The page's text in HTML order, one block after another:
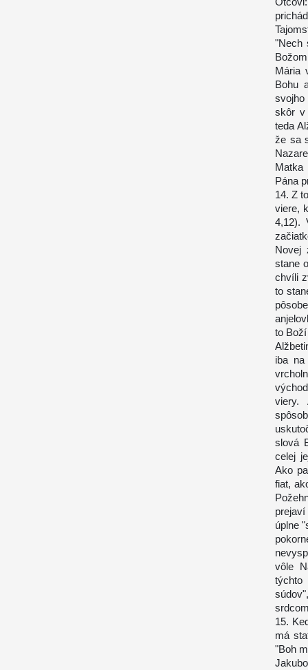
"Nech
Mária
Bohu
skôr v
teda
že sa
Matka
Pána
14. Z
viere,
4,12).
Novej
stane
chvíli
to
to
iba
viery.
slová
celej
Ako
fiat,
úplne
vôle
15.
má
"Boh